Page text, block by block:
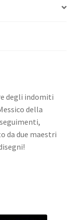
degli indomiti
della
da due maestri